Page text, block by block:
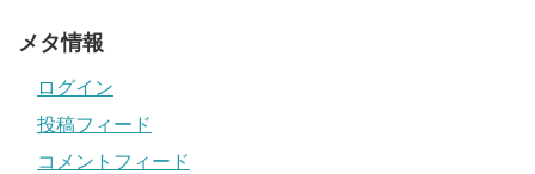
メタ情報
ログイン
投稿フィード
コメントフィード